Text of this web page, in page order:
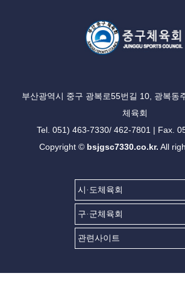
부산광역시 중구 광복로55번길 10, 광복동
체육회
Tel. 051) 463-7330/ 462-7801 | Fax.
Copyright © bsjgsc7330.co.kr. All